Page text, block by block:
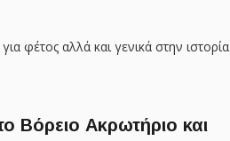
φέτος αλλά και γενικά στην ιστορία
Βόρειο Ακρωτήριο και